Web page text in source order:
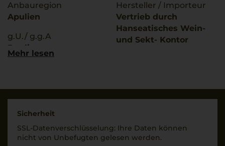
Anbauregion
Apulien
g.U./ g.g.A
Puglia
Tipica
Rebsorten
Trinktemperatur
Hersteller / Importeur
Vertrieb durch
Hanseatisches Wein-
und Sekt- Kontor
SRL, Corato, Italia
Italien
Mehr lesen
Sicherheit
SSL-Daten­verschlüs­selung: Ihre Daten können
nicht von Unbe­fugten gelesen werden.